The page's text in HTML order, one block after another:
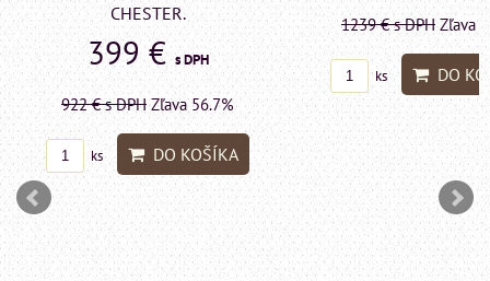
1239 €s DPH Zľava 43.6%
ks DO KOŠÍKA
LONDON
599 €s
1415 €s DPH Zľava
ks DO